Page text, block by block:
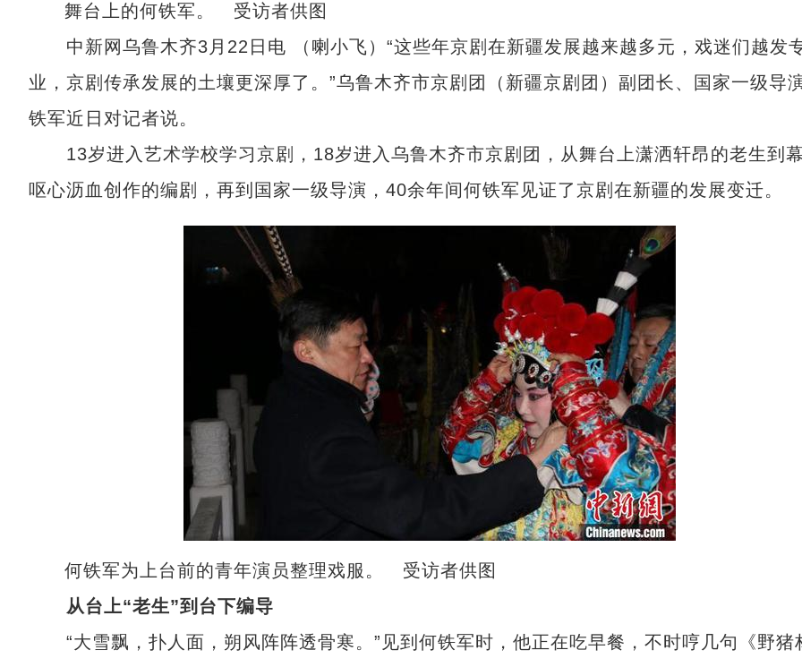
舞台上的何铁军。 受访者供图
中新网乌鲁木齐3月22日电 （喇小飞）“这些年京剧在新疆发展越来越多元，戏迷们越发
业，京剧传承发展的土壤更深厚了。”乌鲁木齐市京剧团（新疆京剧团）副团长、国家一级导
铁军近日对记者说。
13岁进入艺术学校学习京剧，18岁进入乌鲁木齐市京剧团，从舞台上潇洒轩昂的老生到
呕心沥血创作的编剧，再到国家一级导演，40余年间何铁军见证了京剧在新疆的发展变迁。
何铁军为上台前的青年演员整理戏服。 受访者供图
从台上“老生”到台下编导
“大雪飘，扑人面，朔风阵阵透骨寒。”见到何铁军时，他正在吃早餐，不时哼几句《野猪